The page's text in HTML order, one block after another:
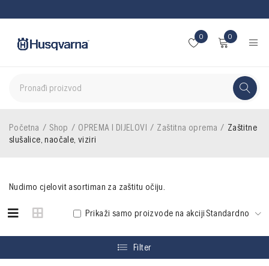
0 0
Početna / Shop / OPREMA I DIJELOVI / Zaštitna oprema / Zaštitne
slušalice, naočale, viziri
Nudimo cjelovit asortiman za zaštitu očiju.
Standardno
Prikaži samo proizvode na akciji
Filter